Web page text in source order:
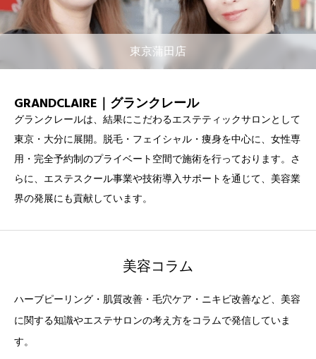
東京蒲田店
GRANDCLAIRE｜グランクレール
グランクレールは、結果にこだわるエステティックサロンとして
東京・大分に展開。脱毛・フェイシャル・痩身を中心に、女性専
用・完全予約制のプライベート空間で施術を行っております。さ
らに、エステスクール事業や技術導入サポートを通じて、美容業
界の発展にも貢献しています。
美容コラム
ハーブピーリング・肌質改善・毛穴ケア・ニキビ改善など、美容
に関する知識やエステサロンの考え方をコラムで発信していま
す。